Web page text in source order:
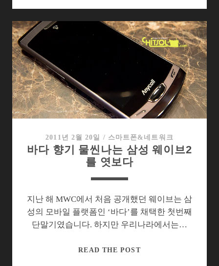
계
형
스
장
치
위
앱
장
장
환
경
특
2011년 2월 20일 / 스마트폰&네트워크
바다 향기 물씬나는 삼성 웨이브2
를 엿보다
지난 해 MWC에서 처음 공개했던 웨이브는 삼
성의 모바일 플랫폼인 ‘바다’를 채택한 첫번째
단말기였습니다. 하지만 우리나라에서는…
READ THE POST바